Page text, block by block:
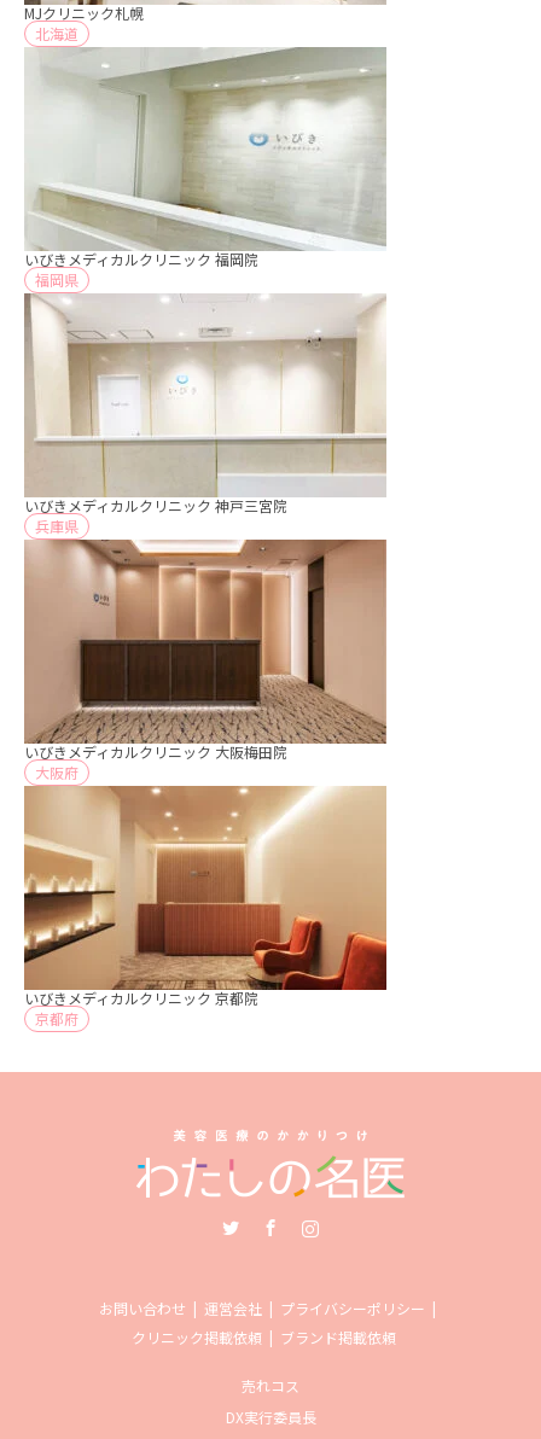
MJクリニック札幌
北海道
いびきメディカルクリニック 福岡院
福岡県
いびきメディカルクリニック 神戸三宮院
兵庫県
いびきメディカルクリニック 大阪梅田院
大阪府
いびきメディカルクリニック 京都院
京都府
お問い合わせ 運営会社
プライバシーポリシー
クリニック掲載依頼
ブランド掲載依頼
売れコス
DX実行委員長